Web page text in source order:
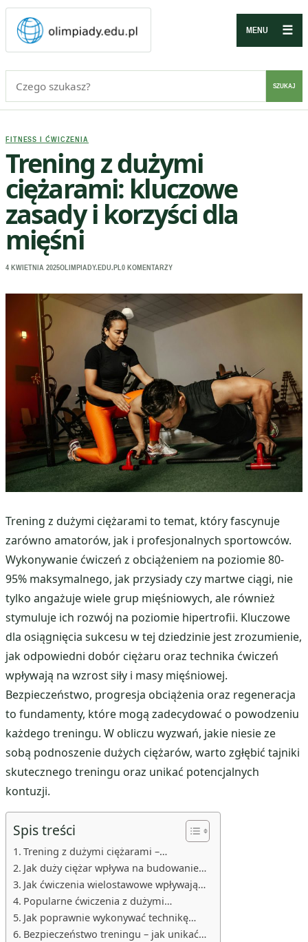
MENU ☰
SZUKAJ
FITNESS I ĆWICZENIA
Trening z dużymi
ciężarami: kluczowe
zasady i korzyści dla
mięśni
4 KWIETNIA 2025OLIMPIADY.EDU.PL 0 KOMENTARZY
Trening z dużymi ciężarami to temat, który fascynuje
zarówno amatorów, jak i profesjonalnych sportowców.
Wykonywanie ćwiczeń z obciążeniem na poziomie 80-
95% maksymalnego, jak przysiady czy martwe ciągi, nie
tylko angażuje wiele grup mięśniowych, ale również
stymuluje ich rozwój na poziomie hipertrofii. Kluczowe
dla osiągnięcia sukcesu w tej dziedzinie jest zrozumienie,
jak odpowiedni dobór ciężaru oraz technika ćwiczeń
wpływają na wzrost siły i masy mięśniowej.
Bezpieczeństwo, progresja obciążenia oraz regeneracja
to fundamenty, które mogą zadecydować o powodzeniu
każdego treningu. W obliczu wyzwań, jakie niesie ze
sobą podnoszenie dużych ciężarów, warto zgłębić tajniki
skutecznego treningu oraz unikać potencjalnych
kontuzji.
Spis treści
Trening z dużymi ciężarami –…
Jak duży ciężar wpływa na budowanie…
Jak ćwiczenia wielostawowe wpływają…
Popularne ćwiczenia z dużymi…
Jak poprawnie wykonywać technikę…
Bezpieczeństwo treningu – jak unikać…